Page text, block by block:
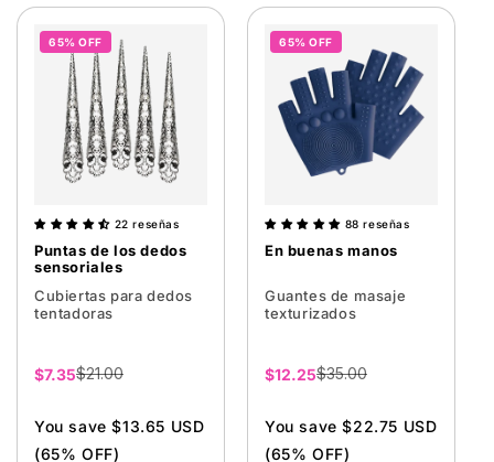
65% OFF
22 reseñas
Puntas de los dedos
sensoriales
Cubiertas para dedos
tentadoras
Precio
venta
$7.35$21.00
You save $13.65 USD
(65% OFF)
65% OFF
88 reseñas
En buenas manos
Guantes de masaje
texturizados
Precio
venta
$12.25$35.00
You save $22.75 USD
(65% OFF)